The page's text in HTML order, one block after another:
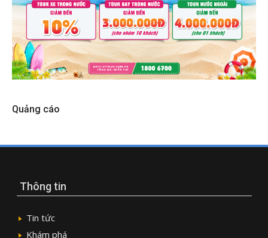
Quảng cáo
Thông tin
Tin tức
Khám phá